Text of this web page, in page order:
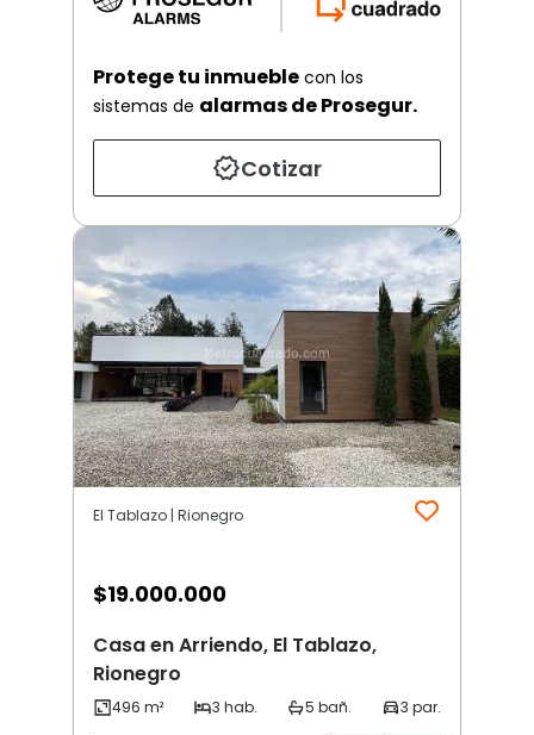
Protege tu inmueble con los
sistemas de alarmas de Prosegur.
Cotizar
El Tablazo | Rionegro
$19.000.000
Casa en Arriendo, El Tablazo,
Rionegro